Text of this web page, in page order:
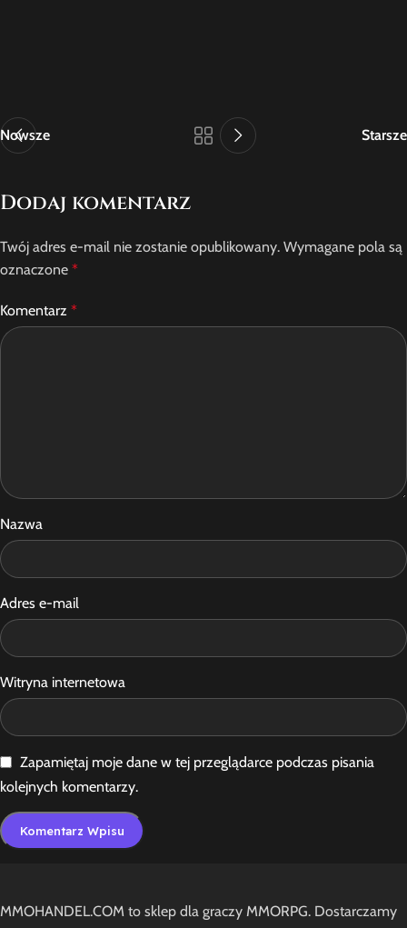
Nowsze Starsze
Dodaj komentarz
Twój adres e-mail nie zostanie opublikowany. Wymagane pola są
oznaczone *
Komentarz *
Nazwa
Adres e-mail
Witryna internetowa
Zapamiętaj moje dane w tej przeglądarce podczas pisania
kolejnych komentarzy.
MMOHANDEL.COM to sklep dla graczy MMORPG. Dostarczamy